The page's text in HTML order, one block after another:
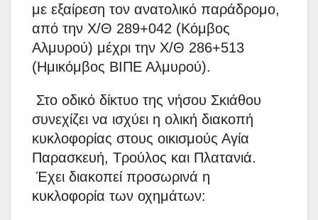
με εξαίρεση τον ανατολικό παράδρομο,
από την Χ/Θ 289+042 (Κόμβος
Αλμυρού) μέχρι την Χ/Θ 286+513
(Ημικόμβος ΒΙΠΕ Αλμυρού).
Στο οδικό δίκτυο της νήσου Σκιάθου
συνεχίζει να ισχύει η ολική διακοπή
κυκλοφορίας στους οικισμούς Αγία
Παρασκευή, Τρούλος και Πλατανιά.
Έχει διακοπεί προσωρινά η
κυκλοφορία των οχημάτων: